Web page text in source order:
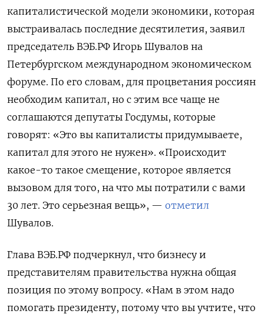
капиталистической модели экономики, которая
выстраивалась последние десятилетия, заявил
председатель ВЭБ.РФ Игорь Шувалов на
Петербургском международном экономическом
форуме. По его словам, для процветания россиян
необходим капитал, но с этим все чаще не
соглашаются депутаты Госдумы, которые
говорят: «Это вы капиталисты придумываете,
капитал для этого не нужен». «Происходит
какое-то такое смещение, которое является
вызовом для того, на что мы потратили с вами
30 лет. Это серьезная вещь», — отметил
Шувалов.
Глава ВЭБ.РФ подчеркнул, что бизнесу и
представителям правительства нужна общая
позиция по этому вопросу. «Нам в этом надо
помогать президенту, потому что вы учтите, что